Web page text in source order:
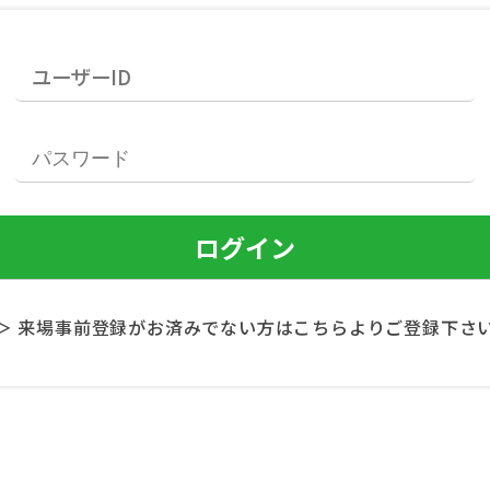
来場事前登録がお済みでない方はこちらよりご登録下さ